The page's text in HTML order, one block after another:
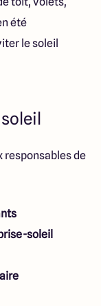
été
le soleil
responsables de
brise-soleil